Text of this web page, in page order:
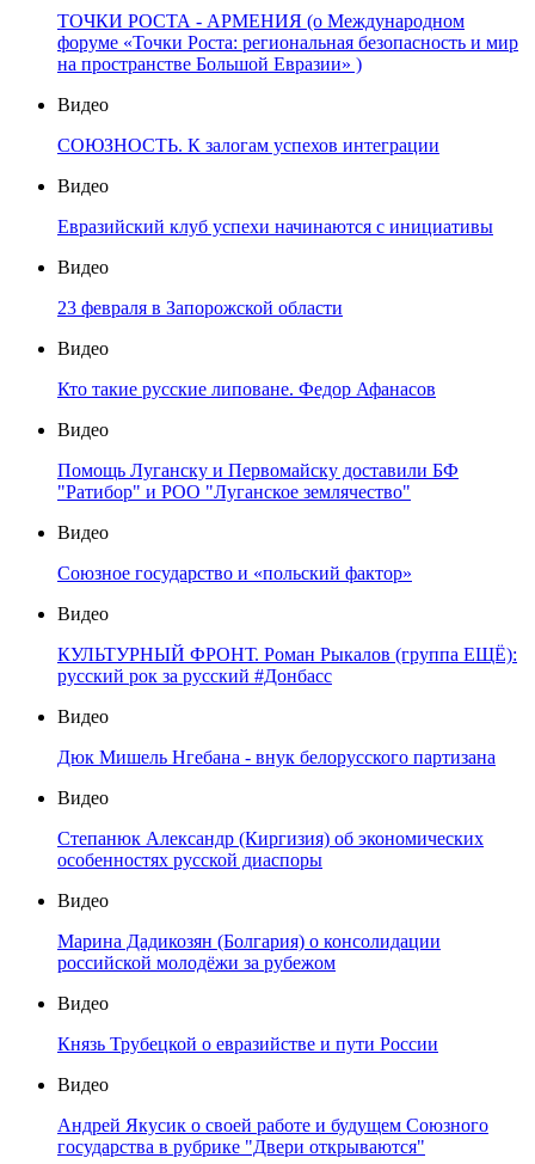
ТОЧКИ РОСТА - АРМЕНИЯ (о Международном
форуме «Точки Роста: региональная безопасность и мир
на пространстве Большой Евразии» )
Видео
СОЮЗНОСТЬ. К залогам успехов интеграции
Видео
Евразийский клуб успехи начинаются с инициативы
Видео
23 февраля в Запорожской области
Видео
Кто такие русские липоване. Федор Афанасов
Видео
Помощь Луганску и Первомайску доставили БФ
"Ратибор" и РОО "Луганское землячество"
Видео
Союзное государство и «польский фактор»
Видео
КУЛЬТУРНЫЙ ФРОНТ. Роман Рыкалов (группа ЕЩЁ):
русский рок за русский #Донбасс
Видео
Дюк Мишель Нгебана - внук белорусского партизана
Видео
Степанюк Александр (Киргизия) об экономических
особенностях русской диаспоры
Видео
Марина Дадикозян (Болгария) о консолидации
российской молодёжи за рубежом
Видео
Князь Трубецкой о евразийстве и пути России
Видео
Андрей Якусик о своей работе и будущем Союзного
государства в рубрике "Двери открываются"